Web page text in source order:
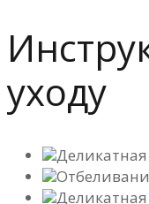
уходу
Деликатная
Деликатная